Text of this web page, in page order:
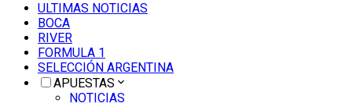
ULTIMAS NOTICIAS
BOCA
RIVER
FORMULA 1
SELECCIÓN ARGENTINA
APUESTAS
NOTICIAS